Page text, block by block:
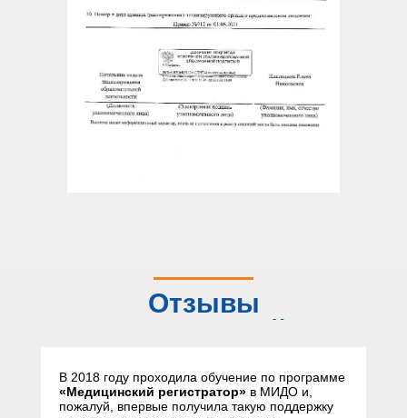
Отзывы
слушателей
В 2018 году проходила обучение по программе
«Медицинский регистратор» в МИДО и,
пожалуй, впервые получила такую поддержку